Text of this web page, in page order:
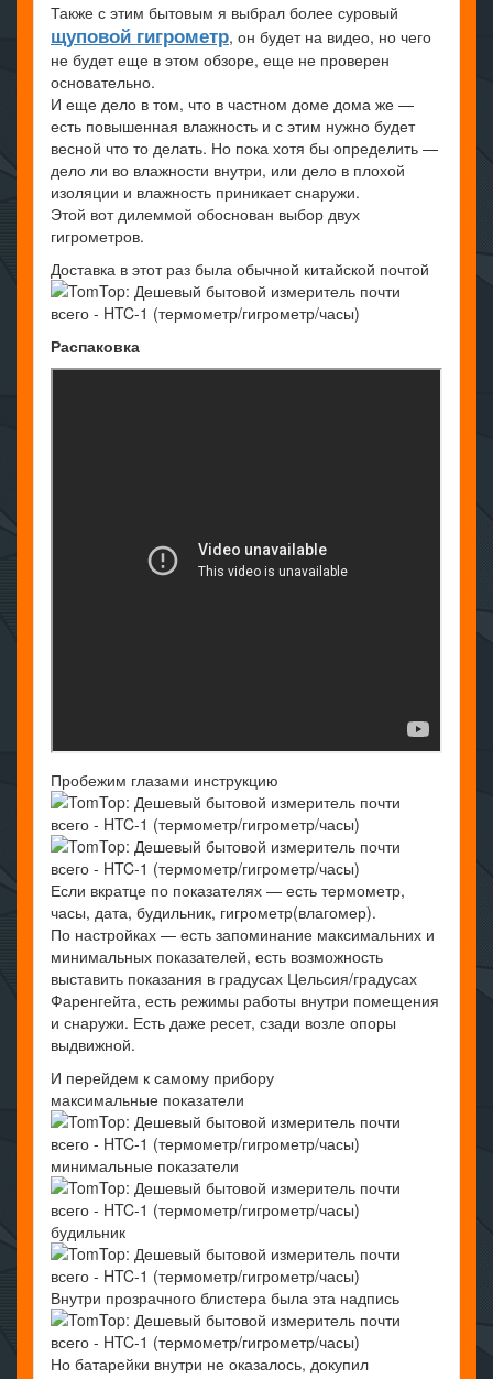
Также с этим бытовым я выбрал более суровый
щуповой гигрометр, он будет на видео, но чего
не будет еще в этом обзоре, еще не проверен
основательно.
И еще дело в том, что в частном доме дома же —
есть повышенная влажность и с этим нужно будет
весной что то делать. Но пока хотя бы определить —
дело ли во влажности внутри, или дело в плохой
изоляции и влажность приникает снаружи.
Этой вот дилеммой обоснован выбор двух
гигрометров.
Доставка в этот раз была обычной китайской почтой
Распаковка
Пробежим глазами инструкцию
Если вкратце по показателях — есть термометр,
часы, дата, будильник, гигрометр(влагомер).
По настройках — есть запоминание максимальних и
минимальных показателей, есть возможность
выставить показания в градусах Цельсия/градусах
Фаренгейта, есть режимы работы внутри помещения
и снаружи. Есть даже ресет, сзади возле опоры
выдвижной.
И перейдем к самому прибору
максимальные показатели
минимальные показатели
будильник
Внутри прозрачного блистера была эта надпись
Но батарейки внутри не оказалось, докупил